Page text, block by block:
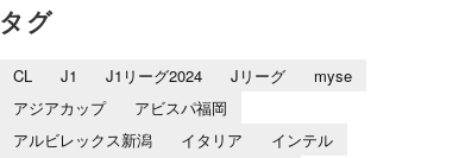
タグ
CL J1 J1リーグ2024 Jリーグ
myse
アジアカップ
アビスパ福岡
アルビレックス新潟
イタリア
インテル